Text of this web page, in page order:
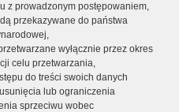
z prowadzonym postępowaniem,
przekazywane do państwa
wyłącznie przez okres
celu przetwarzania,
do treści swoich danych
lub ograniczenia
sprzeciwu wobec